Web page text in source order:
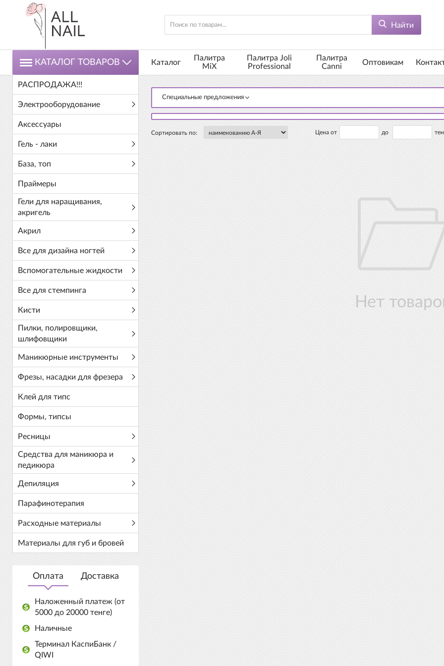
Найти
КАТАЛОГ ТОВАРОВ
РАСПРОДАЖА!!!
Электрооборудование
Аксессуары
Гель - лаки
База, топ
Праймеры
Гели для наращивания,
акригель
Акрил
Все для дизайна ногтей
Вспомогательные жидкости
Все для стемпинга
Кисти
Пилки, полировщики,
шлифовщики
Маникюрные инструменты
Фрезы, насадки для фрезера
Клей для типс
Формы, типсы
Ресницы
Средства для маникюра и
педикюра
Депиляция
Парафинотерапия
Расходные материалы
Материалы для губ и бровей
Оплата Доставка
Наложенный платеж (от
5000 до 20000 тенге)
Наличные
Терминал КаспиБанк /
QIWI
Каталог
Палитра
MiX
Палитра Joli
Professional
Палитра
Canni
Оптовикам
Сортировать по: Цена от до
Специальные предложения
Нет